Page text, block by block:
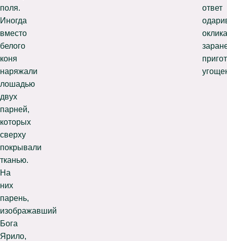
поля.
Иногда
вместо
белого
коня
наряжали
лошадью
двух
парней,
которых
сверху
покрывали
тканью.
На
них
парень,
изображавший
Бога
Ярило,
ответ